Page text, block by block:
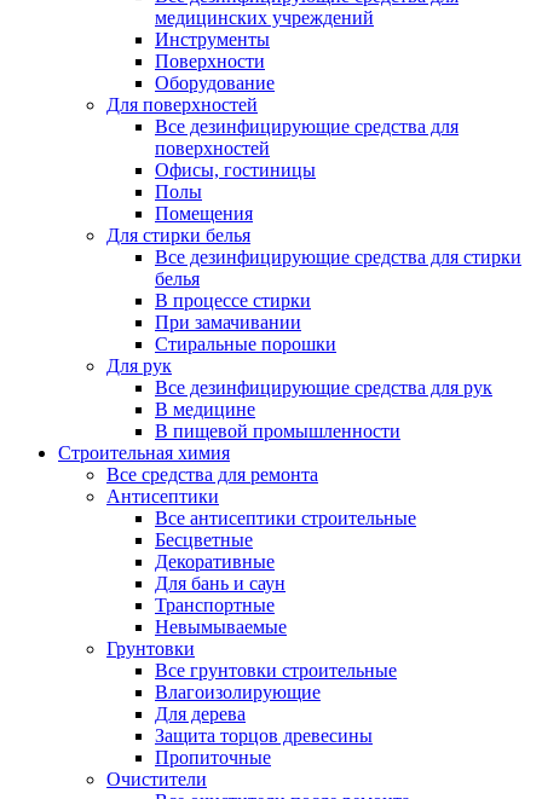
медицинских учреждений
Инструменты
Поверхности
Оборудование
Для поверхностей
Все дезинфицирующие средства для
поверхностей
Офисы, гостиницы
Полы
Помещения
Для стирки белья
Все дезинфицирующие средства для стирки
белья
В процессе стирки
При замачивании
Стиральные порошки
Для рук
Все дезинфицирующие средства для рук
В медицине
В пищевой промышленности
Строительная химия
Все средства для ремонта
Антисептики
Все антисептики строительные
Бесцветные
Декоративные
Для бань и саун
Транспортные
Невымываемые
Грунтовки
Все грунтовки строительные
Влагоизолирующие
Для дерева
Защита торцов древесины
Пропиточные
Очистители